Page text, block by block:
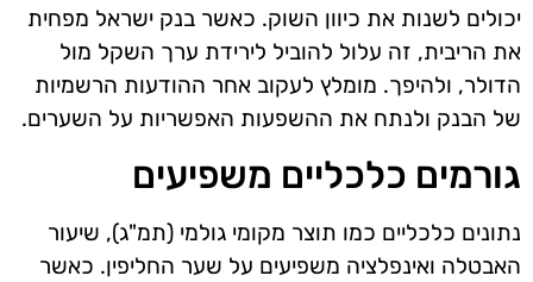
יכולים לשנות את כיוון השוק. כאשר בנק ישראל מפחית
את הריבית, זה עלול להוביל לירידת ערך השקל מול
הדולר, ולהיפך. מומלץ לעקוב אחר ההודעות הרשמיות
של הבנק ולנתח את ההשפעות האפשריות על השערים.
גורמים כלכליים משפיעים
נתונים כלכליים כמו תוצר מקומי גולמי (תמ"ג), שיעור
האבטלה ואינפלציה משפיעים על שער החליפין. כאשר